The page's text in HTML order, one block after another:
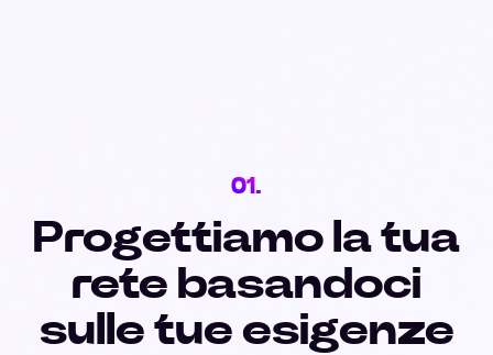
01.
Progettiamo la tua
rete basandoci
sulle tue esigenze